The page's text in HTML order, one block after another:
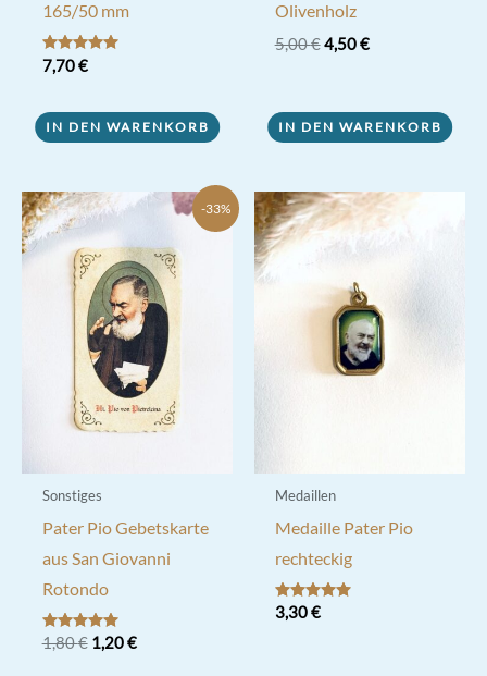
165/50 mm
Bewertet mit
5.00
7,70€
IN DEN WARENKORB
Olivenholz
5,00€ Ursprünglicher
4,50€Aktueller
IN DEN WARENKORB
-33%
Sonstiges
Pater Pio Gebetskarte
aus San Giovanni
Rotondo
Bewertet mit
5.00
1,80€ Ursprünglicher
1,20€Aktueller
Medaillen
Medaille Pater Pio
rechteckig
Bewertet mit
5.00
3,30€